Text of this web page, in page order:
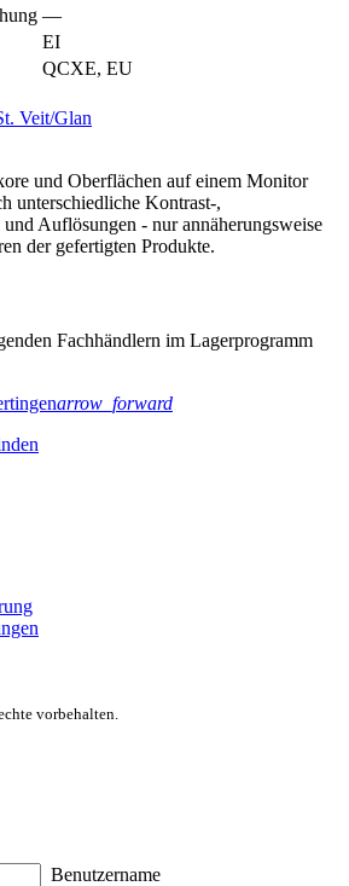
—
EI
QCXE, EU
Veit/Glan
und Oberflächen auf einem Monitor
unterschiedliche Kontrast-,
Auflösungen - nur annäherungsweise
der gefertigten Produkte.
Fachhändlern im Lagerprogramm
arrow_forward
vorbehalten.
Benutzername